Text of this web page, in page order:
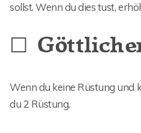
sollst. Wenn du dies tust,
☐
Wenn du keine Rüstung und
du 2 Rüstung.